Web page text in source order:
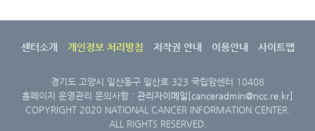
센터소개 개인정보 처리방침 저작권 안내 이용안내 사이트맵
경기도 고양시 일산동구 일산로 323 국립암센터 10408
홈페이지 운영관리 문의사항 : 관리자이메일[canceradmin@ncc.re.kr]
COPYRIGHT 2020 NATIONAL CANCER INFORMATION CENTER.
ALL RIGHTS RESERVED.